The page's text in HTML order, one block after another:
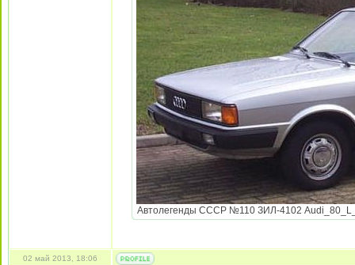
Автолегенды СССР №110 ЗИЛ-4102
02 май 2013, 18:06